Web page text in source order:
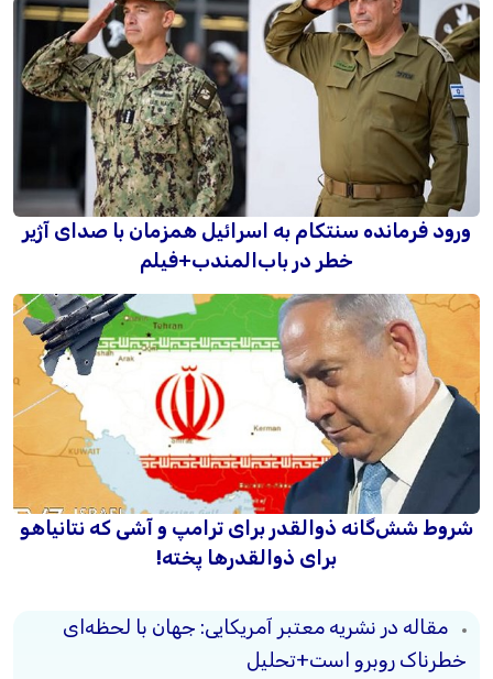
ورود فرمانده سنتکام به اسرائیل همزمان با صدای آژیر
خطر در باب‌المندب+فیلم
شروط شش‌گانه ذوالقدر برای ترامپ و آشی که نتانیاهو
برای ذوالقدرها پخته!
مقاله در نشریه معتبر آمریکایی: جهان با لحظه‌ای
خطرناک روبرو است+تحلیل